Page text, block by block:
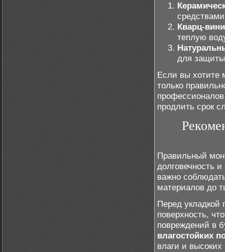
Кварц-
теплую
для защиты
Если вы хотите
только
продлить срок
Правильный
долговечность
важно
материалов до
Перед укладкой
поверхность,
повреждений в
влагостойких
влаги и